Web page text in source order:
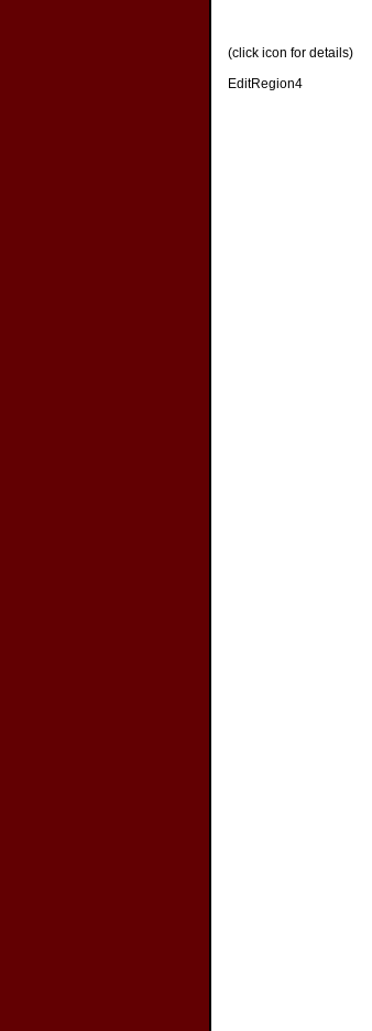
(click icon for details)
EditRegion4